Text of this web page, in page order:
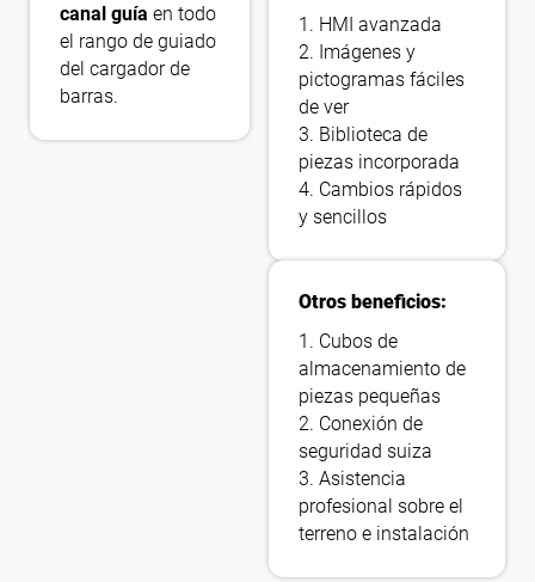
canal guía en todo
el rango de guiado
del cargador de
barras.
1. HMI avanzada
2. Imágenes y
pictogramas fáciles
de ver
3. Biblioteca de
piezas incorporada
4. Cambios rápidos
y sencillos
Otros beneficios:
1. Cubos de
almacenamiento de
piezas pequeñas
2. Conexión de
seguridad suiza
3. Asistencia
profesional sobre el
terreno e instalación